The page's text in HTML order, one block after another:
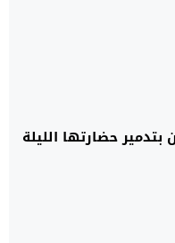
بتدمير حضارتها الليلة